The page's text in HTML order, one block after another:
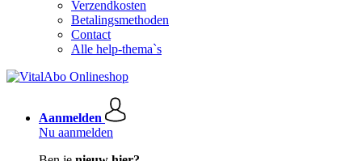
Verzendkosten
Betalingsmethoden
Contact
Alle help-thema`s
Aanmelden
Nu aanmelden